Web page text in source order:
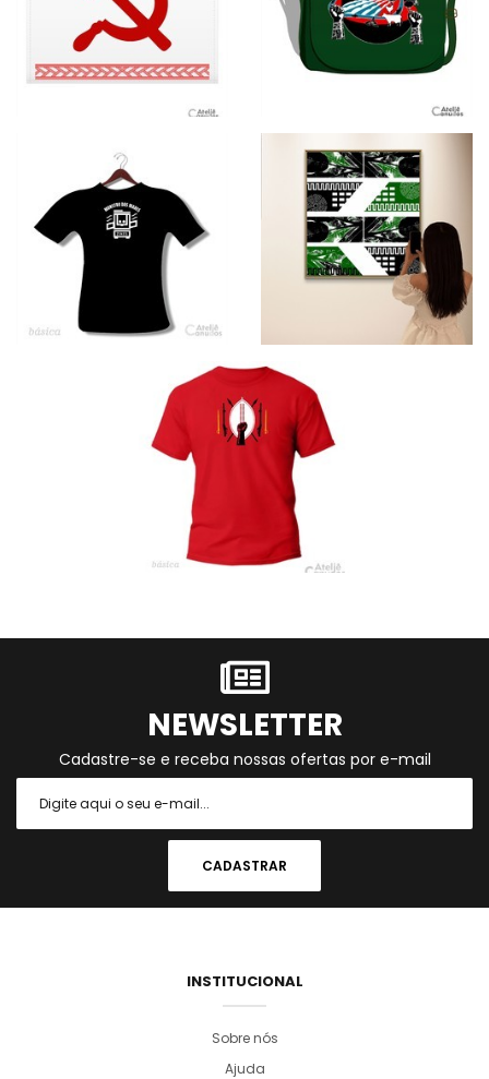
NEWSLETTER
Cadastre-se e receba nossas ofertas por e-mail
INSTITUCIONAL
Sobre nós
Ajuda